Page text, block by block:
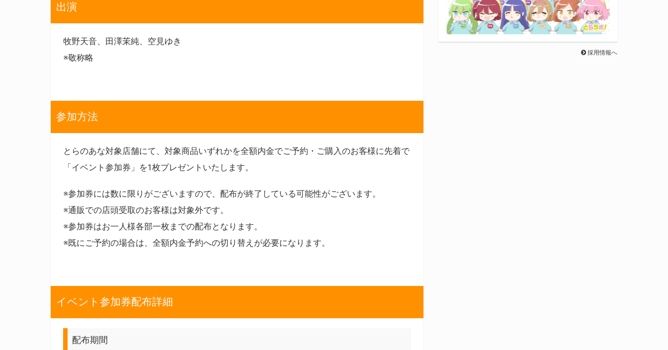
出演
牧野天音、田澤茉純、空見ゆき
※敬称略
参加方法
とらのあな対象店舗にて、対象商品いずれかを全額内金でご予約・ご購入のお客様に先着で
「イベント参加券」を1枚プレゼントいたします。
※参加券には数に限りがございますので、配布が終了している可能性がございます。
※通販での店頭受取のお客様は対象外です。
※参加券はお一人様各部一枚までの配布となります。
※既にご予約の場合は、全額内金予約への切り替えが必要になります。
イベント参加券配布詳細
配布期間
採用情報へ